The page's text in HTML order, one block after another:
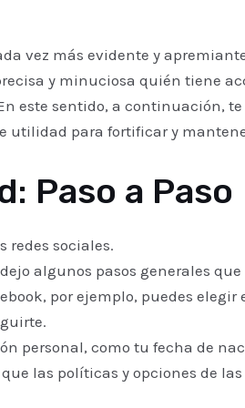
vez más evidente y
y minuciosa quién tiene
este sentido, a continuación,
utilidad para fortificar y
Paso a Paso
redes sociales.
algunos pasos generales
por ejemplo, puedes elegir
personal, como tu fecha de
las políticas y opciones de